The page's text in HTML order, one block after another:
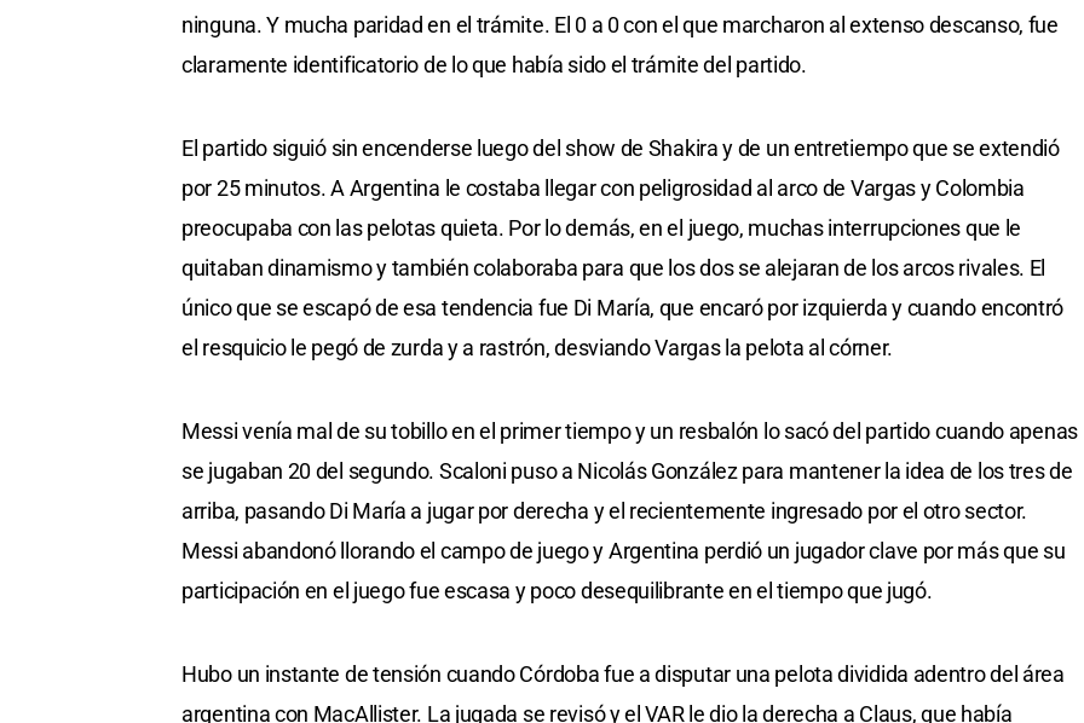
ninguna. Y mucha paridad en el trámite. El 0 a 0 con el que marcharon al extenso descanso, fue
claramente identificatorio de lo que había sido el trámite del partido.
El partido siguió sin encenderse luego del show de Shakira y de un entretiempo que se extendió
por 25 minutos. A Argentina le costaba llegar con peligrosidad al arco de Vargas y Colombia
preocupaba con las pelotas quieta. Por lo demás, en el juego, muchas interrupciones que le
quitaban dinamismo y también colaboraba para que los dos se alejaran de los arcos rivales. El
único que se escapó de esa tendencia fue Di María, que encaró por izquierda y cuando encontró
el resquicio le pegó de zurda y a rastrón, desviando Vargas la pelota al córner.
Messi venía mal de su tobillo en el primer tiempo y un resbalón lo sacó del partido cuando apenas
se jugaban 20 del segundo. Scaloni puso a Nicolás González para mantener la idea de los tres de
arriba, pasando Di María a jugar por derecha y el recientemente ingresado por el otro sector.
Messi abandonó llorando el campo de juego y Argentina perdió un jugador clave por más que su
participación en el juego fue escasa y poco desequilibrante en el tiempo que jugó.
Hubo un instante de tensión cuando Córdoba fue a disputar una pelota dividida adentro del área
argentina con MacAllister. La jugada se revisó y el VAR le dio la derecha a Claus, que había